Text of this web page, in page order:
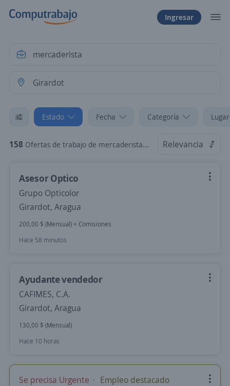
Ingresar
Estado Fecha Categoría
158 Ofertas de trabajo de mercaderista en Girardot, Aragua Relevancia
Asesor Optico
Grupo Opticolor
Girardot, Aragua
200,00 $ (Mensual) + Comisiones
Hace 58 minutos
Ayudante vendedor
CAFIMES, C.A.
Girardot, Aragua
130,00 $ (Mensual)
Hace 10 horas
Se precisa Urgente Empleo destacado